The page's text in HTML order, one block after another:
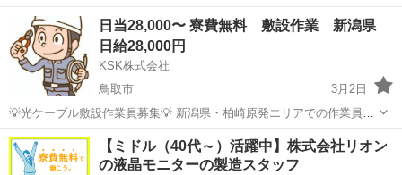
託費夜間20,000円、日中17,000円、1日3食付きで宿舎個室！築炉改
修・メンテナンス・熱⾵炉 ⼯事の手元作業員募集。 3食、1人部屋付き
で、現在手元...
鳥取 米子市 建築 無料
日当28,000〜 寮費無料 敷設作業 新潟県
日給28,000円
KSK株式会社
鳥取市
3月2日
💡光ケーブル敷設作業員募集💡 新潟県・柏崎原発エリアでの作業員を
募集しています！ 高日給・寮費無料で安心して働ける環境です。
⸻ 📌 作業内容 • 光ケーブルの敷設作業 📍 勤務地 • 新潟県 柏崎原
発エリア ...
鳥取 鳥取市 その他 無料
【ミドル（40代～）活躍中】株式会社リオン
の液晶モニターの製造スタッフ